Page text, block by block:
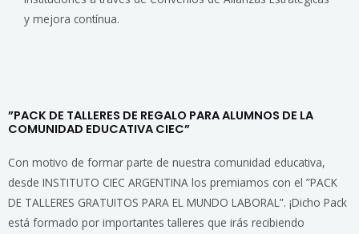
y mejora contínua.
”PACK DE TALLERES DE REGALO PARA ALUMNOS DE LA
COMUNIDAD EDUCATIVA CIEC”
Con motivo de formar parte de nuestra comunidad educativa,
desde INSTITUTO CIEC ARGENTINA los premiamos con el ”PACK
DE TALLERES GRATUITOS PARA EL MUNDO LABORAL”. ¡Dicho Pack
está formado por importantes talleres que irás recibiendo